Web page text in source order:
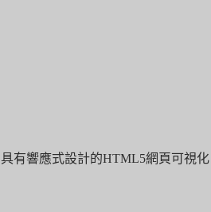
具有響應式設計的HTML5網頁可視化